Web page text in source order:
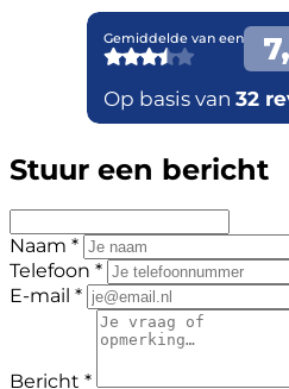
Stuur een bericht
Naam *
Telefoon *
E-mail *
Bericht *